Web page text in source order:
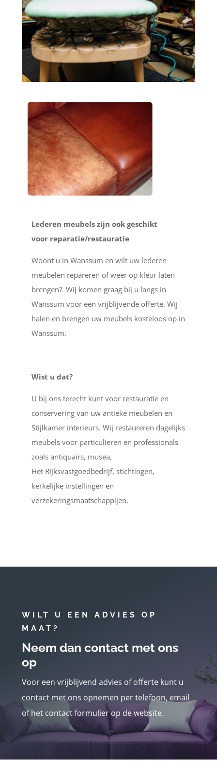
Lederen meubels zijn ook geschikt
voor reparatie/restauratie
Woont u in Wanssum en wilt uw lederen
meubelen repareren of weer op kleur laten
brengen?. Wij komen graag bij u langs in
Wanssum voor een vrijblijvende offerte. Wij
halen en brengen uw meubels kosteloos op in
Wanssum.
Wist u dat?
U bij ons terecht kunt voor restauratie en
conservering van uw antieke meubelen en
Stijlkamer interieurs. Wij restaureren dagelijks
meubels voor particulieren en professionals
zoals antiquairs, musea,
Het Rijksvastgoedbedrijf, stichtingen,
kerkelijke instellingen en
verzekeringsmaatschappijen.
WILT U EEN ADVIES OP
MAAT?
Neem dan contact met ons
op
Voor een vrijblijvend advies of offerte kunt u
contact met ons opnemen per telefoon, email
of het contact formulier op de website.